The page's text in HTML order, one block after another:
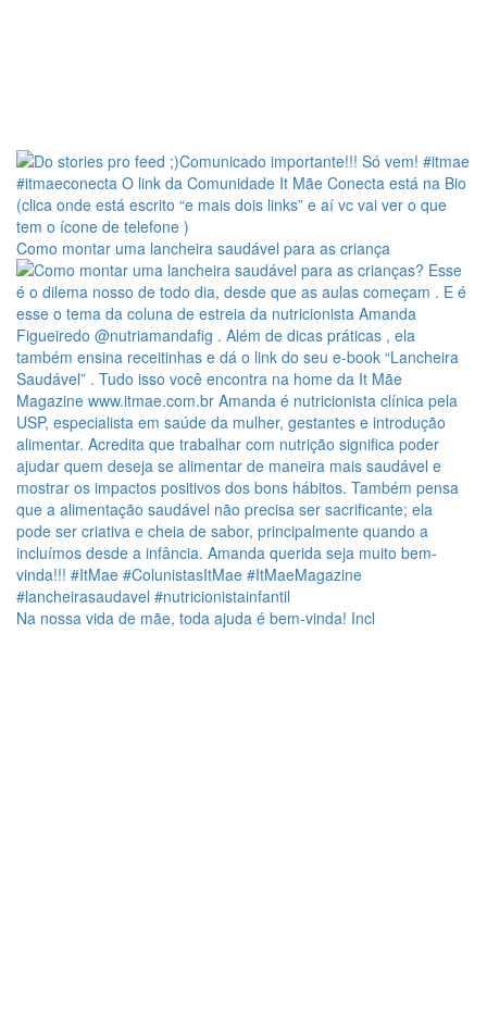
Como montar uma lancheira saudável para as criança
Na nossa vida de mãe, toda ajuda é bem-vinda! Incl